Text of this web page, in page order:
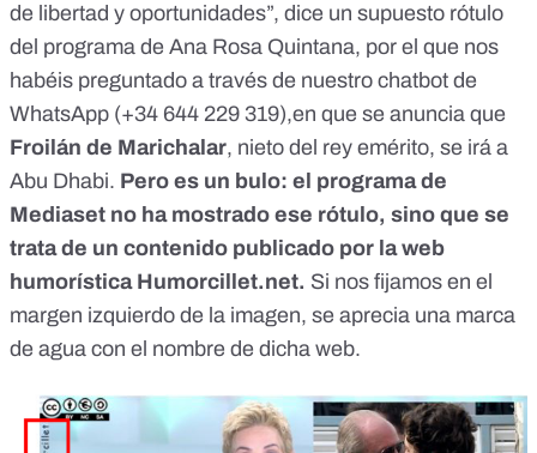
de libertad y oportunidades”, dice un supuesto rótulo
del programa de Ana Rosa Quintana, por el que nos
habéis preguntado a través de nuestro chatbot de
WhatsApp (+34 644 229 319),en que se anuncia que
Froilán de Marichalar, nieto del rey emérito, se irá a
Abu Dhabi. Pero es un bulo: el programa de
Mediaset no ha mostrado ese rótulo, sino que se
trata de un contenido publicado por la web
humorística Humorcillet.net. Si nos fijamos en el
margen izquierdo de la imagen, se aprecia una marca
de agua con el nombre de dicha web.